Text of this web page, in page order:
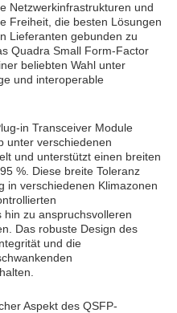
Netzwerkinfrastrukturen und
Freiheit, die besten Lösungen
Lieferanten gebunden zu
Quadra Small Form-Factor
beliebten Wahl unter
und interoperable
in Transceiver Module
unter verschiedenen
und unterstützt einen breiten
%. Diese breite Toleranz
in verschiedenen Klimazonen
zu anspruchsvolleren
Das robuste Design des
und die
Aspekt des QSFP-